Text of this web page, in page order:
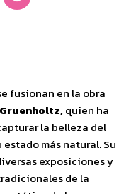
fusionan en la obra
quien ha
la belleza del
más natural. Su
exposiciones y
de la